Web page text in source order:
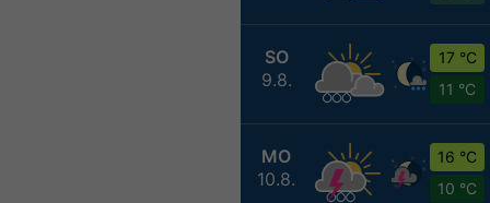
SO
9.8.
17 °C
11 °C
MO
10.8.
16 °C
10 °C